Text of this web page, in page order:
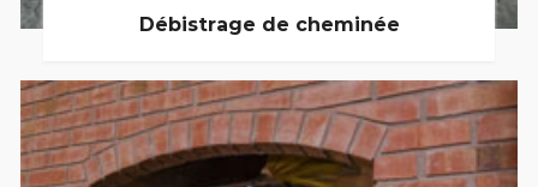
Débistrage de cheminée